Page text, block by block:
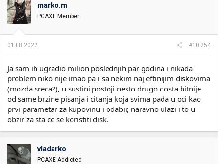
marko.m
PCAXE Member
01.08.2022. #10.254
Ja sam ih ugradio milion poslednjih par godina i nikada
problem niko nije imao pa i sa nekim najjeftinijim diskovima
(mozda sreca?), u sustini postoji nesto drugo dosta bitnije
od same brzine pisanja i citanja koja svima pada u oci kao
prvi parametar za kupovinu i odabir, naravno ulazi i to u
obzir za sta ce se koristiti disk.
vladarko
PCAXE Addicted